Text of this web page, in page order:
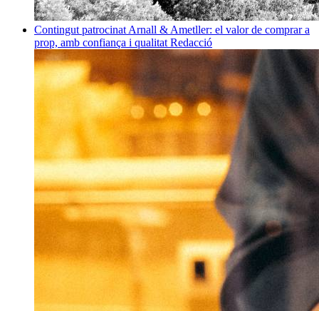
Contingut patrocinat Arnall & Ametller: el valor de comprar a
prop, amb confiança i qualitat Redacció